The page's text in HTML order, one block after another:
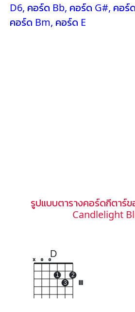
D6, คอร์ด Bb, คอร์ด G#, คอร์
คอร์ด Bm, คอร์ด E
รูปแบบตารางคอร์ดกีตาร์
Candlelight
D
x o o
1
3
2